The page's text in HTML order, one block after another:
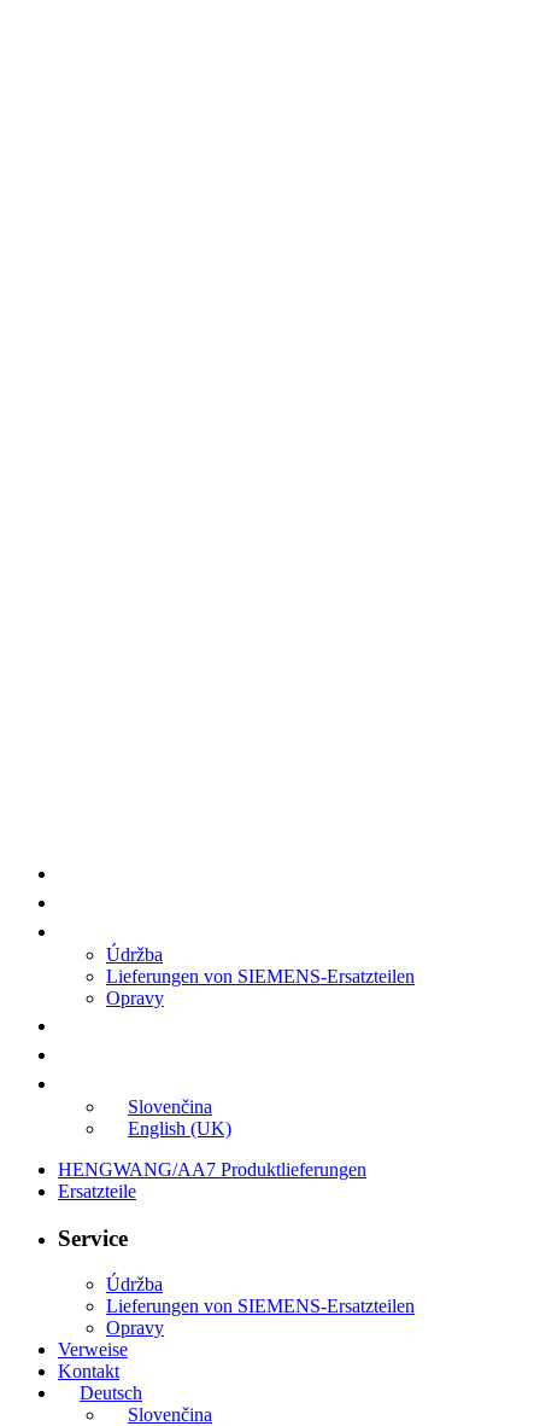
Údržba
Lieferungen von SIEMENS-Ersatzteilen
Opravy
Slovenčina
English (UK)
HENGWANG/AA7 Produktlieferungen
Ersatzteile
Service
Údržba
Lieferungen von SIEMENS-Ersatzteilen
Opravy
Verweise
Kontakt
Deutsch
Slovenčina